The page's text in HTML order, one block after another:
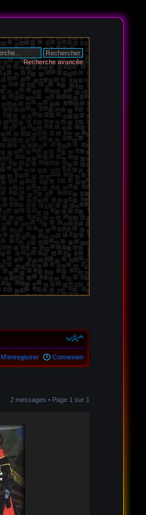
Recherche avancée
M’enregistrer Connexion
2 messages • Page 1 sur 1